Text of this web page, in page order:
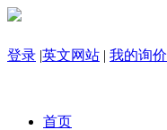
登录 |英文网站 | 我的询价
首页